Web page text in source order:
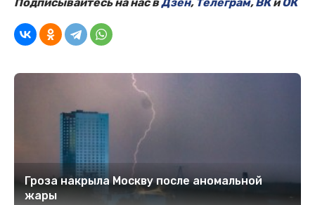
Гроза накрыла Москву после аномальной
жары